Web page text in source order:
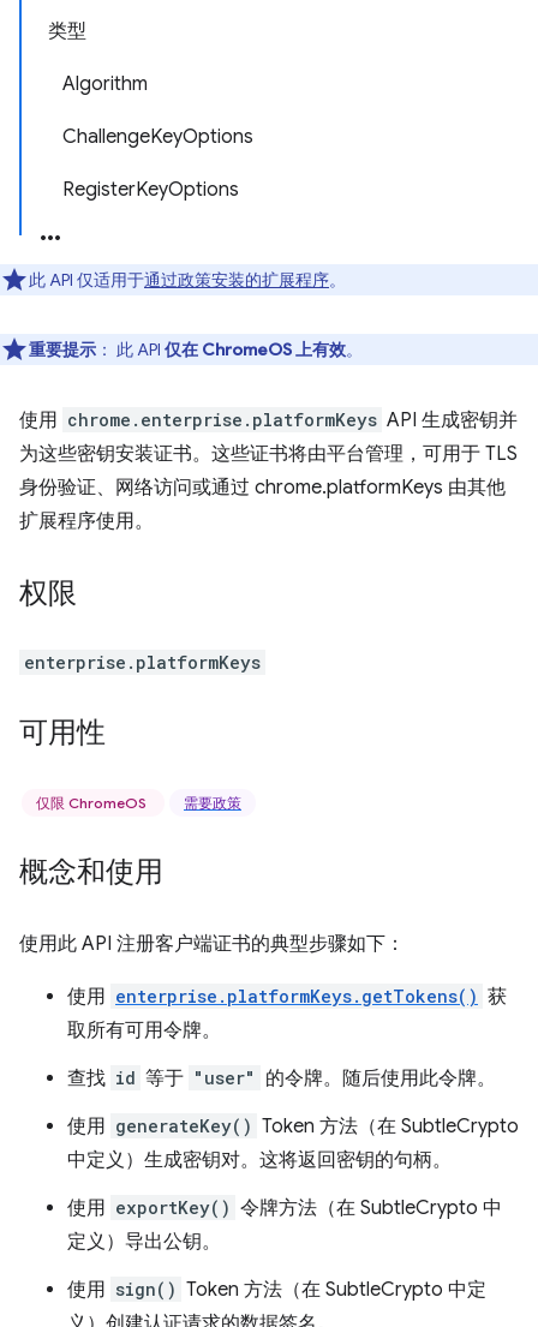
类型
Algorithm
ChallengeKeyOptions
RegisterKeyOptions
此 API 仅适用于通过政策安装的扩展程序。
重要提示 ： 此 API 仅在 ChromeOS 上有效。
使用 chrome.enterprise.platformKeys API 生成密钥并
为这些密钥安装证书。这些证书将由平台管理，可用于 TLS
身份验证、网络访问或通过 chrome.platformKeys 由其他
扩展程序使用。
权限
enterprise.platformKeys
可用性
仅限 ChromeOS 需要政策
概念和使用
使用此 API 注册客户端证书的典型步骤如下：
使用 enterprise.platformKeys.getTokens() 获
取所有可用令牌。
查找 id 等于 "user"
的令牌。随后使用此令牌。
使用 generateKey() Token 方法（在 SubtleCrypto
中定义）生成密钥对。这将返回密钥的句柄。
使用 exportKey() 令牌方法（在 SubtleCrypto 中
定义）导出公钥。
使用 sign() Token 方法（在 SubtleCrypto 中定